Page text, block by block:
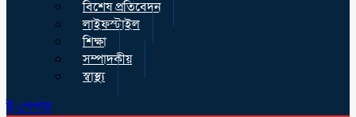
বিশেষ প্রতিবেদন
লাইফস্টাইল
শিক্ষা
সম্পাদকীয়
স্বাস্থ্য
ই-পেপার